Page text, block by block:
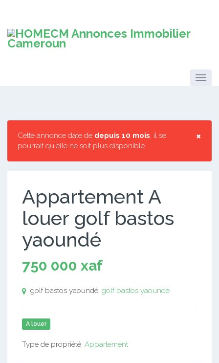
×
Cette annonce date de depuis 10 mois, il se
pourrait qu'elle ne soit plus disponible.
Appartement A
louer golf bastos
yaoundé
750 000 xaf
golf bastos yaoundé, golf bastos yaoundé
A louer
Type de propriété: Appartement